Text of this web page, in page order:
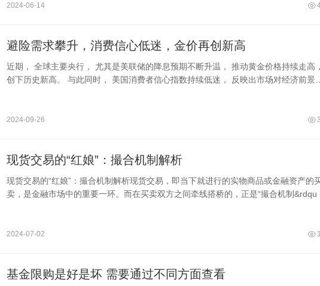
2024-06-14
避险需求攀升，消费信心低迷，金价再创新高
近期， 全球主要央行， 尤其是美联储的降息预期不断升温， 推动黄金价格持续走高，
创下历史新高。 与此同时， 美国消费者信心指数持续低迷， 反映出市场对经济前景的
2024-09-26
现货交易的“红娘”：撮合机制解析
现货交易的“红娘”：撮合机制解析现货交易，即当下就进行的实物商品或金融资产的
卖，是金融市场中的重要一环。而在买卖双方之间牵线搭桥的，正是“撮合机制&rdqu
2024-07-02
基金限购是好是坏 需要通过不同方面查看